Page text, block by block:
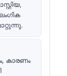
കാരണം